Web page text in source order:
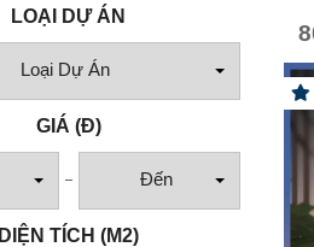
LOẠI DỰ ÁN
Loại Dự Án
GIÁ (Đ)
Đến
DIỆN TÍCH (M2)